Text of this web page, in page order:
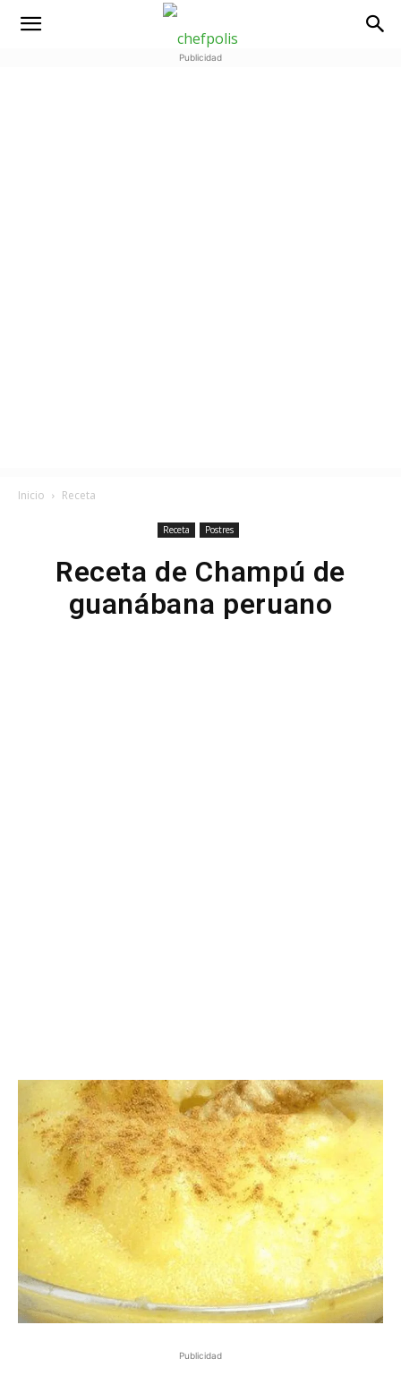
Publicidad
Inicio Receta
Receta Postres
Receta de Champú de
guanábana peruano
Publicidad